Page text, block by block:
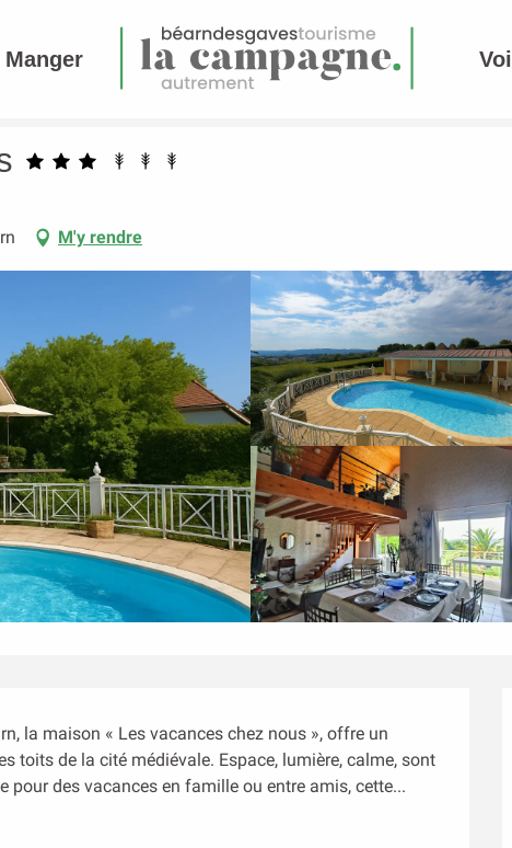
M'y rendre
la maison « Les vacances chez nous », offre un
toits de la cité médiévale. Espace, lumière, calme, sont
pour des vacances en famille ou entre amis, cette...